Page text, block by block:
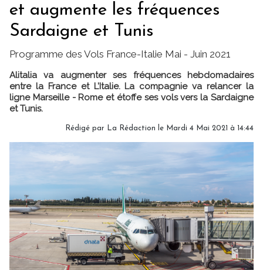
et augmente les fréquences
Sardaigne et Tunis
Programme des Vols France-Italie Mai - Juin 2021
Alitalia va augmenter ses fréquences hebdomadaires
entre la France et L’Italie. La compagnie va relancer la
ligne Marseille - Rome et étoffe ses vols vers la Sardaigne
et Tunis.
Rédigé par La Rédaction le Mardi 4 Mai 2021 à 14:44